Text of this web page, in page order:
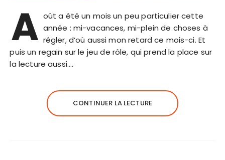
A oût a été un mois un peu particulier cette
année : mi-vacances, mi-plein de choses à
régler, d’où aussi mon retard ce mois-ci. Et
puis un regain sur le jeu de rôle, qui prend la place sur
la lecture aussi….
CONTINUER LA LECTURE